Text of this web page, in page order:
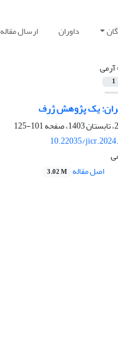
داوران ارسال مقاله
آرمی
1
یک پژوهش ژرف
101-125
10.22035/
اصل مقاله 3.02 M